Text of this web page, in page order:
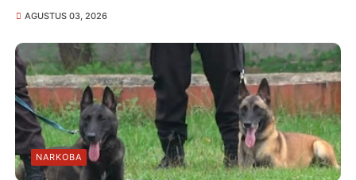
AGUSTUS 03, 2026
NARKOBA